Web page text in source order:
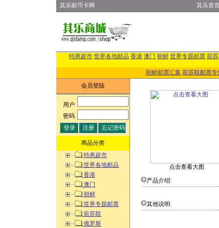
其乐邮币卡网 其乐首
特惠超市 世界各地邮品 香港 澳门 朝鲜 世界专题邮票 前
朝鲜邮票汇集 前苏联邮票专
会员登陆
用户:
密码:
商品分类
特惠超市
世界各地邮品
香港
澳门
朝鲜
世界专题邮票
前苏联
俄罗斯
点击查看大图
产品介绍:
其他说明: